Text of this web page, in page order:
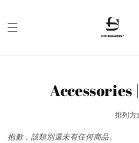
Accessories
排列方
抱歉，該類別還未有任何商品。